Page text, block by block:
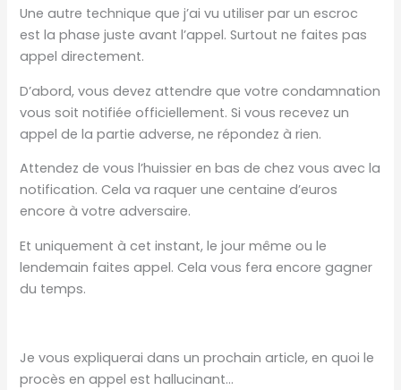
Une autre technique que j’ai vu utiliser par un escroc
est la phase juste avant l’appel. Surtout ne faites pas
appel directement.
D’abord, vous devez attendre que votre condamnation
vous soit notifiée officiellement. Si vous recevez un
appel de la partie adverse, ne répondez à rien.
Attendez de vous l’huissier en bas de chez vous avec la
notification. Cela va raquer une centaine d’euros
encore à votre adversaire.
Et uniquement à cet instant, le jour même ou le
lendemain faites appel. Cela vous fera encore gagner
du temps.
Je vous expliquerai dans un prochain article, en quoi le
procès en appel est hallucinant…